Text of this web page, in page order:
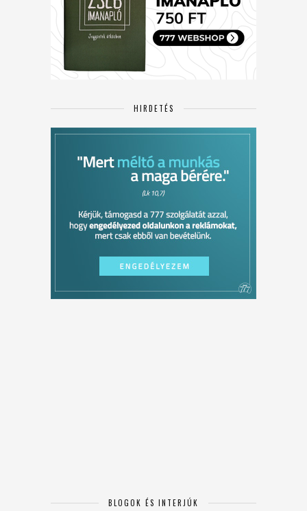
HIRDETÉS
BLOGOK ÉS INTERJÚK